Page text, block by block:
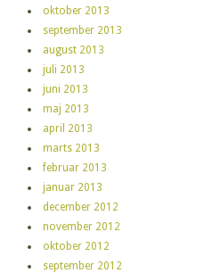
oktober 2013
september 2013
august 2013
juli 2013
juni 2013
maj 2013
april 2013
marts 2013
februar 2013
januar 2013
december 2012
november 2012
oktober 2012
september 2012